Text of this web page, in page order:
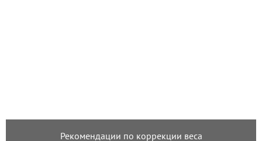
Рекомендации по коррекции веса